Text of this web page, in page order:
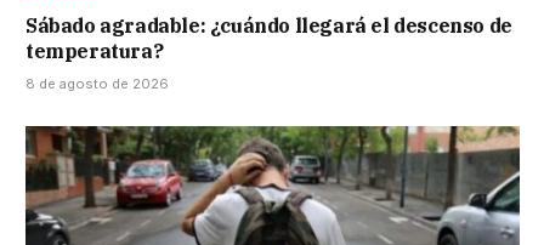
Sábado agradable: ¿cuándo llegará el descenso de
temperatura?
8 de agosto de 2026